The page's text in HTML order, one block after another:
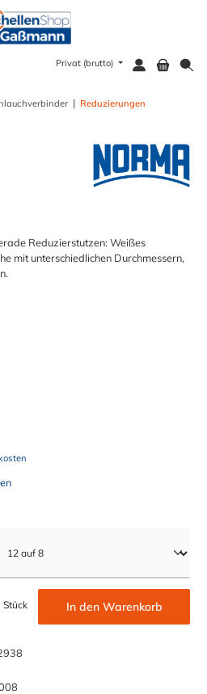
Privat (brutto)
| Reduzierungen
Wert ein oder benutze die Schaltflächen um die Anzahl
Stück In den Warenkorb